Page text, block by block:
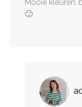
Mooie kleuren,
🙂